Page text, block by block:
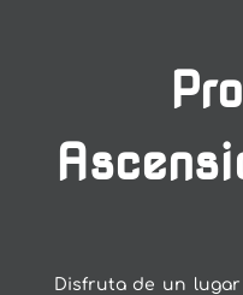
Disfruta de un